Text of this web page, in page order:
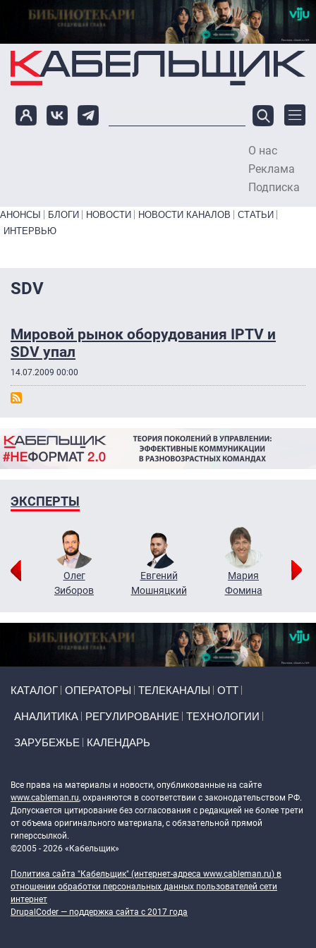
Перейти к основному содержанию
О нас
Реклама
Подписка
Primary links bottom
АНОНСЫ БЛОГИ НОВОСТИ НОВОСТИ КАНАЛОВ
СТАТЬИ
ИНТЕРВЬЮ
SDV
Мировой рынок оборудования IPTV и
SDV упал
14.07.2009 00:00
ЭКСПЕРТЫ
Олег
Зиборов
Евгений
Мошняцкий
Мария
Фомина
КАТАЛОГ ОПЕРАТОРЫ ТЕЛЕКАНАЛЫ ОТТ
АНАЛИТИКА РЕГУЛИРОВАНИЕ ТЕХНОЛОГИИ
ЗАРУБЕЖЬЕ КАЛЕНДАРЬ
Все права на материалы и новости, опубликованные на сайте
www.cableman.ru, охраняются в соответствии с законодательством РФ.
Допускается цитирование без согласования с редакцией не более трети
от объема оригинального материала, с обязательной прямой
гиперссылкой.
©2005 - 2026 «Кабельщик»
Политика сайта "Кабельщик" (интернет-адреса www.cableman.ru) в
отношении обработки персональных данных пользователей сети
интернет
DrupalCoder — поддержка сайта c 2017 года